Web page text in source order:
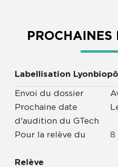
PROCHAINES
Labellisation
Envoi du dossier
Prochaine date
d'audition du GTech
Pour la relève du 8
Relève